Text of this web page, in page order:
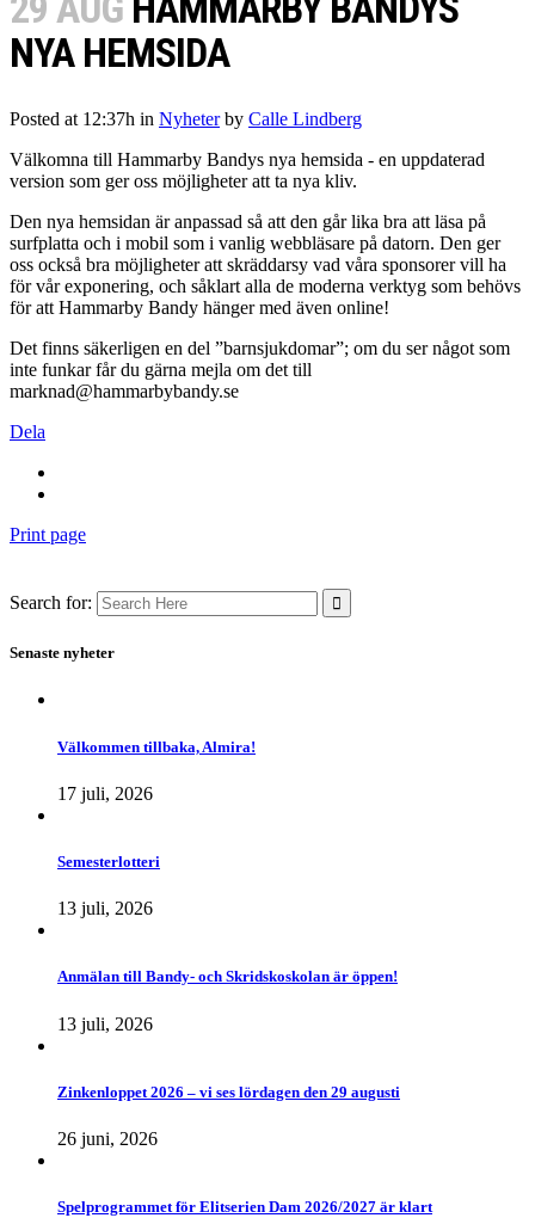
NYA HEMSIDA
Posted at 12:37h in Nyheter by Calle Lindberg
Välkomna till Hammarby Bandys nya hemsida - en uppdaterad
version som ger oss möjligheter att ta nya kliv.
Den nya hemsidan är anpassad så att den går lika bra att läsa på
surfplatta och i mobil som i vanlig webbläsare på datorn. Den ger
oss också bra möjligheter att skräddarsy vad våra sponsorer vill ha
för vår exponering, och såklart alla de moderna verktyg som behövs
för att Hammarby Bandy hänger med även online!
Det finns säkerligen en del ”barnsjukdomar”; om du ser något som
inte funkar får du gärna mejla om det till
marknad@hammarbybandy.se
Dela
Print page
Search for:
Senaste nyheter
Välkommen tillbaka, Almira!
17 juli, 2026
Semesterlotteri
13 juli, 2026
Anmälan till Bandy- och Skridskoskolan är öppen!
13 juli, 2026
Zinkenloppet 2026 – vi ses lördagen den 29 augusti
26 juni, 2026
Spelprogrammet för Elitserien Dam 2026/2027 är klart